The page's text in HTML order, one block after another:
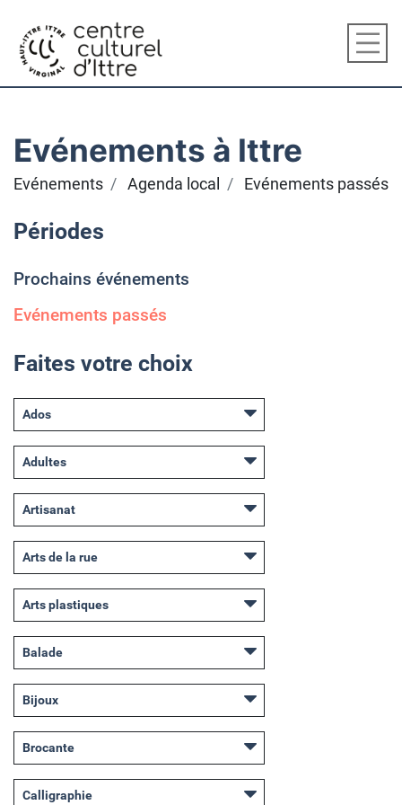
Evénements à Ittre
Evénements Agenda local Evénements passés
Périodes
Prochains événements
Evénements passés
Faites votre choix
Ados
Adultes
Artisanat
Arts de la rue
Arts plastiques
Balade
Bijoux
Brocante
Calligraphie